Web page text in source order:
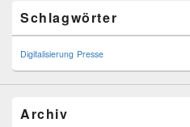
Sidebar
Widget
Area
Schlagwörter
Digitalisierung Presse
Archiv